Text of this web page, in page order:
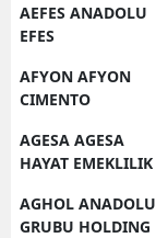
AEFES ANADOLU
EFES
AFYON AFYON
CIMENTO
AGESA AGESA
HAYAT EMEKLILIK
AGHOL ANADOLU
GRUBU HOLDING